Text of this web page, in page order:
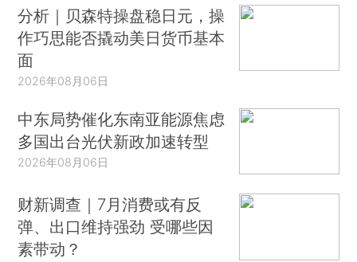
分析｜贝森特操盘稳日元，操
作巧思能否撬动美日货币基本
面
2026年08月06日
中东局势催化东南亚能源焦虑
多国出台光伏新政加速转型
2026年08月06日
财新调查｜7月消费或有反
弹、出口维持强劲 受哪些因
素带动？